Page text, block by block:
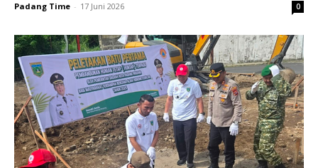
Padang Time - 17 Juni 2026 0